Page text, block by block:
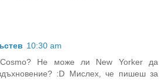
10:30 am
Не може ли New Yorker да
:D Мислех, че пишеш за